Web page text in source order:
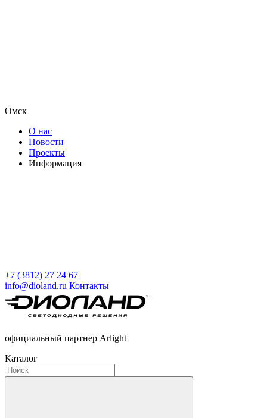
Омск
О нас
Новости
Проекты
Информация
+7 (3812) 27 24 67
info@dioland.ru Контакты
официальный партнер Arlight
Каталог